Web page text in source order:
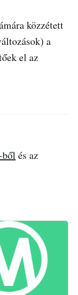
közzétett
a
el az
ből és az